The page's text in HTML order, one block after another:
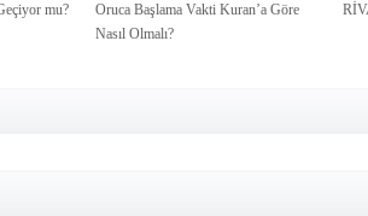
mu?
Oruca Başlama Vakti Kuran’a Göre
Nasıl Olmalı?